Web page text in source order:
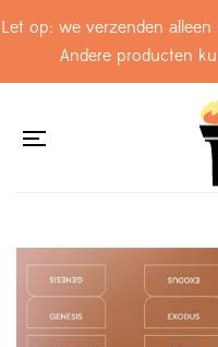
Let op: we verzenden
Andere producten